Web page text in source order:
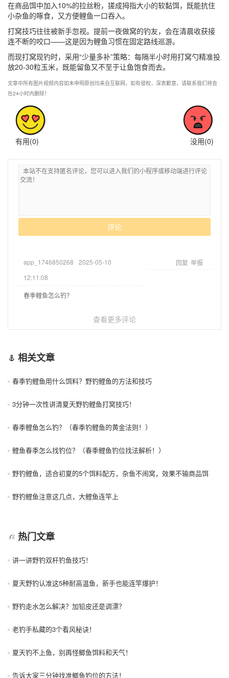
在商品饵中加入10%的拉丝粉，搓成拇指大小的软黏饵，既能抗住
小杂鱼的啄食，又方便鲤鱼一口吞入。
打窝技巧往往被新手忽视。提前一夜做窝的钓友，会在清晨收获接
连不断的咬口——这是因为鲤鱼习惯在固定路线巡游。
而现打窝现钓时，采用“少量多补”策略：每隔半小时用打窝勺精准投
放20-30粒玉米，既能留鱼又不至于让鱼饱食而去。
文章中所有图片视频内容如未申明原创均来自互联网，如有侵权，深表歉意，请联系我们将会
在24小时内删除！
有用(0) 没用(0)
评论
app_1746850268
2025-05-10
12:11:08
回复 举报
春季鲤鱼怎么钓？
查看更多评论
相关文章
春季钓鲤鱼用什么饵料？野钓鲤鱼的方法和技巧
3分钟一次性讲清夏天野钓鲤鱼打窝技巧！
春季鲤鱼怎么钓？（春季钓鲤鱼的黄金法则！）
鲤鱼春季怎么找钓位？（春季鲤鱼钓位找法解析！）
野钓鲤鱼，适合初夏的5个饵料配方，杂鱼不闹窝，效果不输商品饵
野钓鲤鱼注意这几点，大鲤鱼连竿上
热门文章
讲一讲野钓双杆钓鱼技巧！
夏天野钓认准这5种耐高温鱼，新手也能连竿爆护！
野钓走水怎么解决？加铅皮还是调漂？
老钓手私藏的3个看风秘诀！
夏天钓不上鱼，别再怪鲫鱼饵料和天气！
告诉大家三分钟找准鲫鱼钓位的方法！